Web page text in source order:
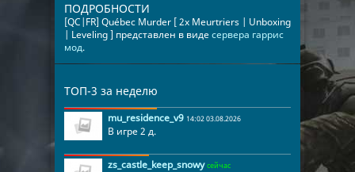
ПОДРОБНОСТИ
[QC|FR] Québec Murder [ 2x Meurtriers | Unboxing
| Leveling ] представлен в видесервера гаррис
мод.
ТОП-3 за неделю
mu_residence_v9 14:02 03.08.2026
В игре 2 д.
zs_castle_keep_snowy сейчас